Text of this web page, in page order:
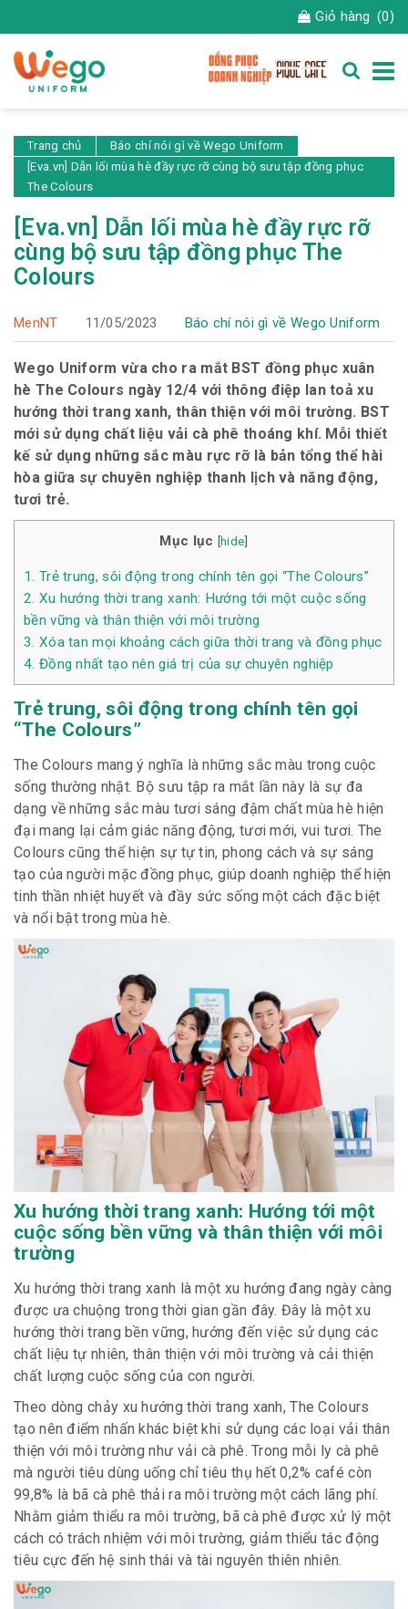
Giỏ hàng (0)
Trang chủ
Báo chí nói gì về Wego Uniform
[Eva.vn] Dẫn lối mùa hè đầy rực rỡ cùng bộ sưu tập đồng phục
The Colours
[Eva.vn] Dẫn lối mùa hè đầy rực rỡ
cùng bộ sưu tập đồng phục The
Colours
MenNT 11/05/2023 Báo chí nói gì về Wego Uniform
Wego Uniform vừa cho ra mắt BST đồng phục xuân
hè The Colours ngày 12/4 với thông điệp lan toả xu
hướng thời trang xanh, thân thiện với môi trường. BST
mới sử dụng chất liệu vải cà phê thoáng khí. Mỗi thiết
kế sử dụng những sắc màu rực rỡ là bản tổng thể hài
hòa giữa sự chuyên nghiệp thanh lịch và năng động,
tươi trẻ.
Mục lục [hide]
1. Trẻ trung, sôi động trong chính tên gọi “The Colours”
2. Xu hướng thời trang xanh: Hướng tới một cuộc sống
bền vững và thân thiện với môi trường
3. Xóa tan mọi khoảng cách giữa thời trang và đồng phục
4. Đồng nhất tạo nên giá trị của sự chuyên nghiệp
Trẻ trung, sôi động trong chính tên gọi
“The Colours”
The Colours mang ý nghĩa là những sắc màu trong cuộc
sống thường nhật. Bộ sưu tập ra mắt lần này là sự đa
dạng về những sắc màu tươi sáng đậm chất mùa hè hiện
đại mang lại cảm giác năng động, tươi mới, vui tươi. The
Colours cũng thể hiện sự tự tin, phong cách và sự sáng
tạo của người mặc đồng phục, giúp doanh nghiệp thể hiện
tinh thần nhiệt huyết và đầy sức sống một cách đặc biệt
và nổi bật trong mùa hè.
Xu hướng thời trang xanh: Hướng tới một
cuộc sống bền vững và thân thiện với môi
trường
Xu hướng thời trang xanh là một xu hướng đang ngày càng
được ưa chuộng trong thời gian gần đây. Đây là một xu
hướng thời trang bền vững, hướng đến việc sử dụng các
chất liệu tự nhiên, thân thiện với môi trường và cải thiện
chất lượng cuộc sống của con người.
Theo dòng chảy xu hướng thời trang xanh, The Colours
tạo nên điểm nhấn khác biệt khi sử dụng các loại vải thân
thiện với môi trường như vải cà phê. Trong mỗi ly cà phê
mà người tiêu dùng uống chỉ tiêu thụ hết 0,2% café còn
99,8% là bã cà phê thải ra môi trường một cách lãng phí.
Nhằm giảm thiểu ra môi trường, bã cà phê được xử lý một
cách có trách nhiệm với môi trường, giảm thiểu tác động
tiêu cực đến hệ sinh thái và tài nguyên thiên nhiên.